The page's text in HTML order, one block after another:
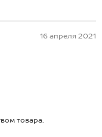
16 апреля 2021
товара.